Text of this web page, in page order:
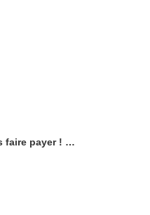
faire payer ! …